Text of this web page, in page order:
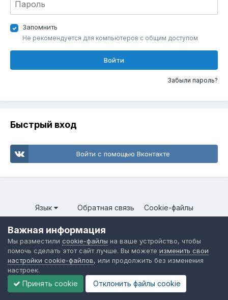
Запомнить
Не рекомендуется для компьютеров с общим доступом
Войти
Забыли пароль?
Быстрый вход
Войти с помощью Вконтакте
Язык Обратная связь Cookie-файлы
Powered by Invision Community
Важная информация
Мы разместили cookie-файлы на ваше устройство, чтобы
помочь сделать этот сайт лучше. Вы можете изменить свои
настройки cookie-файлов, или продолжить без изменения
настроек.
Принять cookie Отклонить файлы сookie